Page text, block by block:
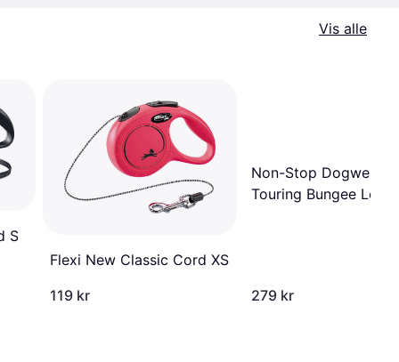
Vis alle
S
Flexi New Classic Cord XS
119 kr
Non-Stop Dogwear
Touring Bungee Leash
279 kr